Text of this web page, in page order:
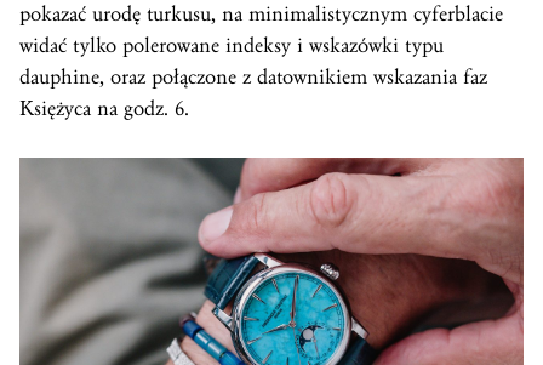
pokazać urodę turkusu, na minimalistycznym cyferblacie
widać tylko polerowane indeksy i wskazówki typu
dauphine, oraz połączone z datownikiem wskazania faz
Księżyca na godz. 6.